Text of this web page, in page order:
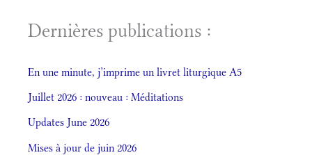
Dernières publications :
En une minute, j’imprime un livret liturgique A5
Juillet 2026 : nouveau : Méditations
Updates June 2026
Mises à jour de juin 2026